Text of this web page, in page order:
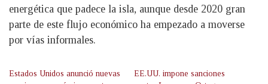
energética que padece la isla, aunque desde 2020 gran
parte de este flujo económico ha empezado a moverse
por vías informales.
Estados Unidos anunció nuevas
EE.UU. impone sanciones